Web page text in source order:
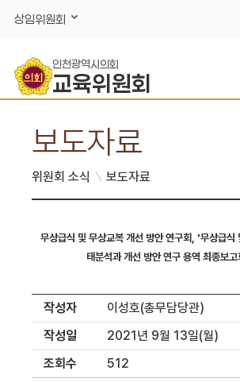
상임위원회
인천광역시의회
교육위원회
보도자료
위원회 소식 보도자료
무상급식 및 무상교복 개선 방안 연구회, '무상급식
태분석과 개선 방안 연구 용역 최종보
작성자
이성호(총무담당관)
작성일
2021년 9월 13일(월)
조회수
512